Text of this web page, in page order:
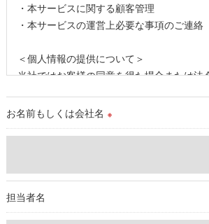
・本サービスに関する顧客管理
・本サービスの運営上必要な事項のご連絡
＜個人情報の提供について＞
当社ではお客様の同意を得た場合または法
取得した個人情報を第三者に提供すること
外部に委託する場合があります。
これらの委託先に対しては個人情報保護契
適切な監督を行います。
お名前もしくは会社名 ※
担当者名